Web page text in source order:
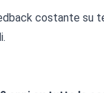
costante su